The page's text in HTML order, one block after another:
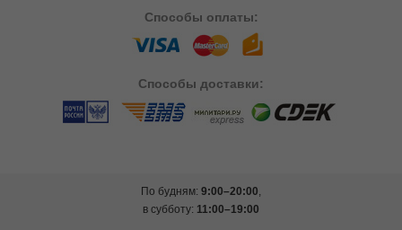
Способы оплаты:
Способы доставки:
По будням: 9:00–20:00,
в субботу: 11:00–19:00